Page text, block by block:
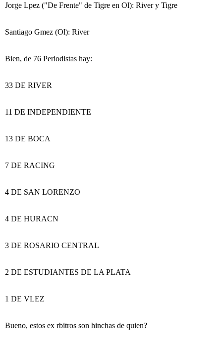
Jorge Lpez ("De Frente" de Tigre en Ol): River y Tigre
Santiago Gmez (Ol): River
Bien, de 76 Periodistas hay:
33 DE RIVER
11 DE INDEPENDIENTE
13 DE BOCA
7 DE RACING
4 DE SAN LORENZO
4 DE HURACN
3 DE ROSARIO CENTRAL
2 DE ESTUDIANTES DE LA PLATA
1 DE VLEZ
Bueno, estos ex rbitros son hinchas de quien?